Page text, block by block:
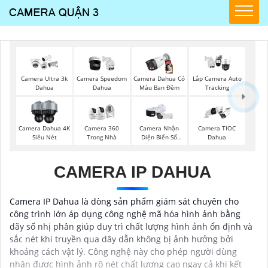
Camera Ultra 3k
Dahua
Camera Speedom
Dahua
Camera Dahua Có
Màu Ban Đêm
Lắp Camera Auto
Tracking
Camera Dahua 4K
Siêu Nét
Camera 360
Trong Nhà
Camera Nhận
Diện Biển Số
Camera TIOC
Dahua
CAMERA IP DAHUA
Camera IP Dahua là dòng sản phẩm giám sát chuyên cho
công trình lớn áp dụng công nghệ mã hóa hình ảnh bằng
dãy số nhị phân giúp duy trì chất lượng hình ảnh ổn định và
sắc nét khi truyền qua dây dẫn không bị ảnh hưởng bởi
khoảng cách vật lý. Công nghệ này cho phép người dùng
nhận được hình ảnh rõ nét chất lượng cao ngay cả khi kết